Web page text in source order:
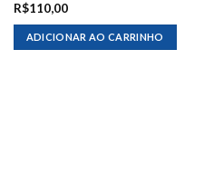
R$110,00
ADICIONAR AO CARRINHO